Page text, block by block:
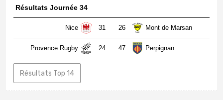
Résultats Journée 34
Nice 31 26 Mont de Marsan
Provence Rugby 24 47 Perpignan
Résultats Top 14